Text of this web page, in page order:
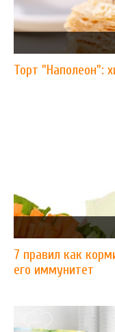
Торт "Наполеон":
7 правил как
его иммунитет